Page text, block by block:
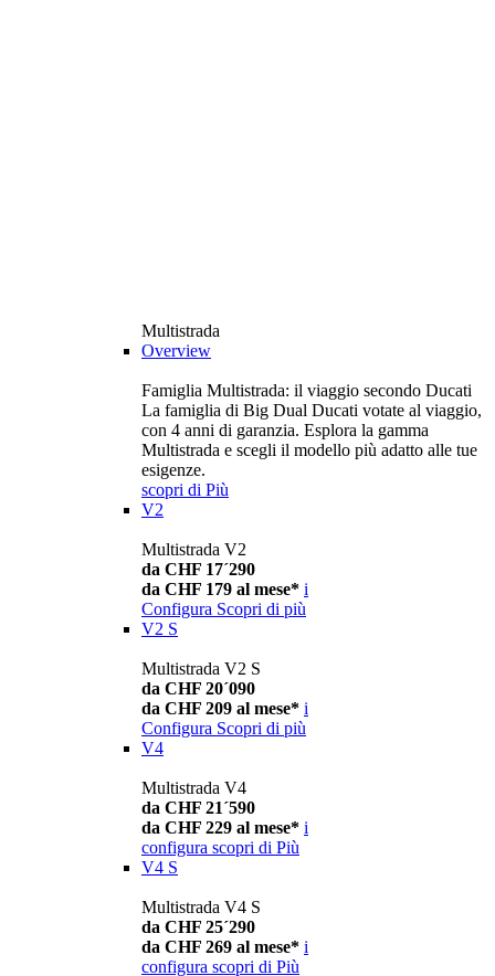
Multistrada
Overview
Famiglia Multistrada: il viaggio secondo Ducati
La famiglia di Big Dual Ducati votate al viaggio,
con 4 anni di garanzia. Esplora la gamma
Multistrada e scegli il modello più adatto alle tue
esigenze.
scopri di Più
V2
Multistrada V2
da CHF 17´290
da CHF 179 al mese* i
Configura Scopri di più
V2 S
Multistrada V2 S
da CHF 20´090
da CHF 209 al mese* i
Configura Scopri di più
V4
Multistrada V4
da CHF 21´590
da CHF 229 al mese* i
configura scopri di Più
V4 S
Multistrada V4 S
da CHF 25´290
da CHF 269 al mese* i
configura scopri di Più